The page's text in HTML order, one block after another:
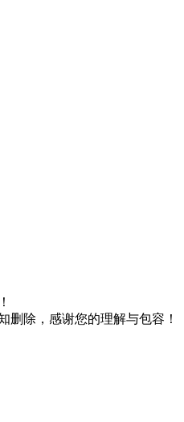
删除，感谢您的理解与包容！